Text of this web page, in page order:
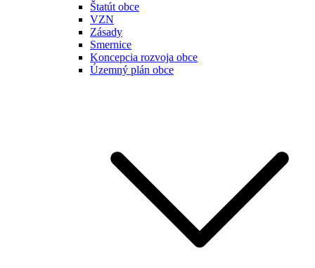
Štatút obce
VZN
Zásady
Smernice
Koncepcia rozvoja obce
Územný plán obce